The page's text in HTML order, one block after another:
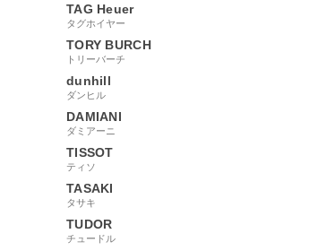
TAG Heuer
タグホイヤー
TORY BURCH
トリーバーチ
dunhill
ダンヒル
DAMIANI
ダミアーニ
TISSOT
ティソ
TASAKI
タサキ
TUDOR
チュードル